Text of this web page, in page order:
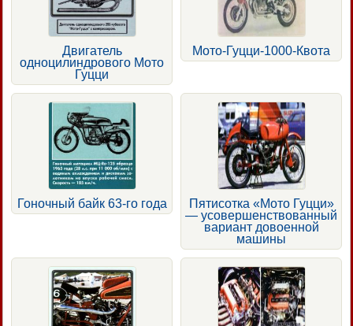
Двигатель
одноцилиндрового Мото
Гуцци
Мото-Гуцци-1000-Квота
Гоночный байк 63-го года
Пятисотка «Мото Гуцци»
— усовершенствованный
вариант довоенной
машины